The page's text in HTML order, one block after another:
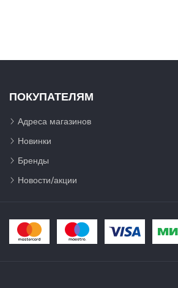
ПОКУПАТЕЛЯМ
Адреса магазинов
Новинки
Бренды
Новости/акции